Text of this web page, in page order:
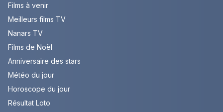
Films à venir
Meilleurs films TV
Nanars TV
Films de Noël
Anniversaire des stars
Météo du jour
Horoscope du jour
Résultat Loto